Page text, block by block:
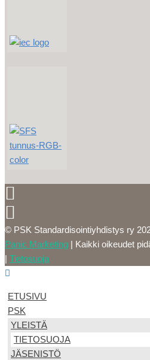
© PSK Standardisointiyhdistys ry
Panic Marketing | Kaikki oikeudet
| Tietosuoja
ETUSIVU
PSK
YLEISTÄ
TIETOSUOJA
JÄSENISTÖ